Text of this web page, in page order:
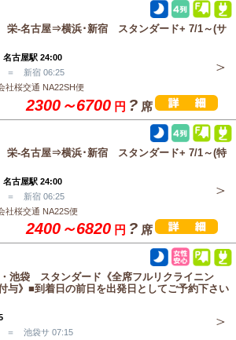
栄-名古屋⇒横浜･新宿 スタンダード+ 7/1～(サ
名古屋駅 24:00
＝ 新宿 06:25
社桜交通 NA22SH便
2300～6700 円 ? 席
栄-名古屋⇒横浜･新宿 スタンダード+ 7/1～(特
名古屋駅 24:00
＝ 新宿 06:25
社桜交通 NA22S便
2400～6820 円 ? 席
池袋 スタンダード《全席フルリクライニン
与》■到着日の前日を出発日としてご予約下さい
＝ 池袋サ 07:15